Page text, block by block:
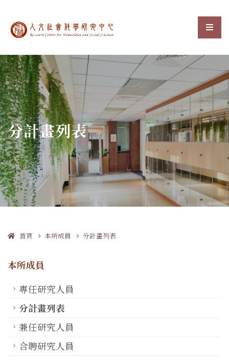
中央研究院人文社會科選
:::
分計畫列表
首頁 本所成員 分計畫列表
本所成員
專任研究人員
分計畫列表
兼任研究人員
合聘研究人員